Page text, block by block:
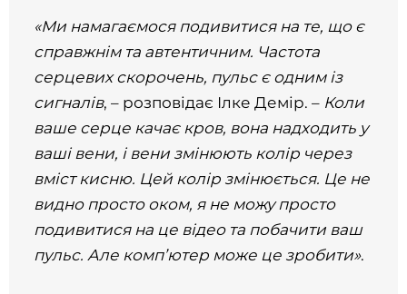
«Ми намагаємося подивитися на те, що є
справжнім та автентичним. Частота
серцевих скорочень, пульс є одним із
сигналів, – розповідає Ілке Демір. – Коли
ваше серце качає кров, вона надходить у
ваші вени, і вени змінюють колір через
вміст кисню. Цей колір змінюється. Це не
видно просто оком, я не можу просто
подивитися на це відео та побачити ваш
пульс. Але комп’ютер може це зробити».